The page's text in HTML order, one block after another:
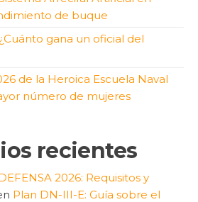
de buque
gana un oficial del
de la Heroica Escuela Naval
número de mujeres
recientes
2026: Requisitos y
Plan DN-III-E: Guía sobre el